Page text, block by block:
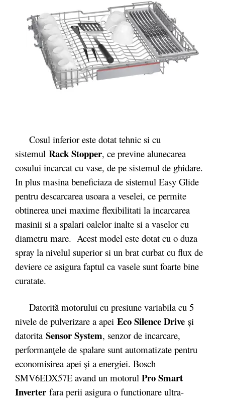
Cosul inferior este dotat tehnic si cu
sistemul Rack Stopper, ce previne alunecarea
cosului incarcat cu vase, de pe sistemul de ghidare.
In plus masina beneficiaza de sistemul Easy Glide
pentru descarcarea usoara a veselei, ce permite
obtinerea unei maxime flexibilitati la incarcarea
masinii si a spalari oalelor inalte si a vaselor cu
diametru mare. Acest model este dotat cu o duza
spray la nivelul superior si un brat curbat cu flux de
deviere ce asigura faptul ca vasele sunt foarte bine
curatate.
Datorită motorului cu presiune variabila cu 5
nivele de pulverizare a apei Eco Silence Drive şi
datorita Sensor System, senzor de incarcare,
performanţele de spalare sunt automatizate pentru
economisirea apei şi a energiei. Bosch
SMV6EDX57E avand un motorul Pro Smart
Inverter fara perii asigura o functionare ultra-